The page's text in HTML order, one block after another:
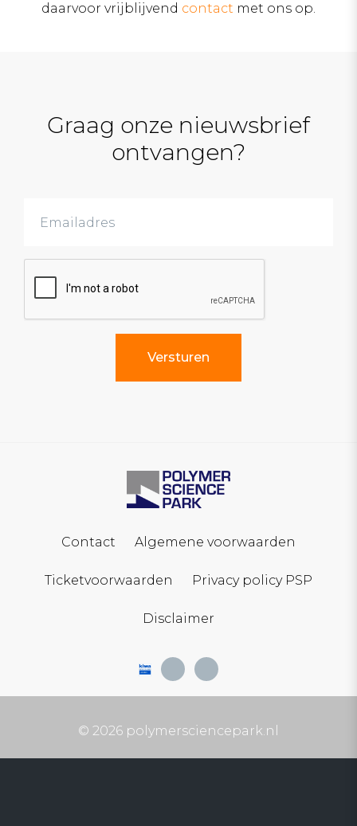
daarvoor vrijblijvend contact met ons op.
Graag onze nieuwsbrief
ontvangen?
Contact Algemene voorwaarden
Ticketvoorwaarden Privacy policy PSP
Disclaimer
© 2026 polymersciencepark.nl